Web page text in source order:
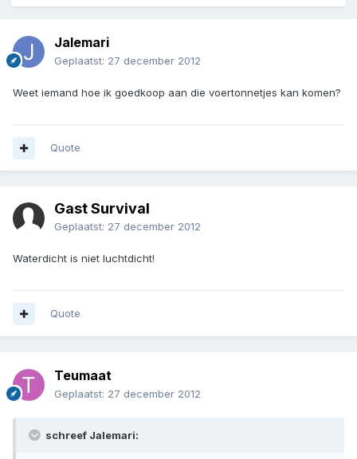
Jalemari
Geplaatst: 27 december 2012
Weet iemand hoe ik goedkoop aan die voertonnetjes kan komen?
Quote
Gast Survival
Geplaatst: 27 december 2012
Waterdicht is niet luchtdicht!
Quote
Teumaat
Geplaatst: 27 december 2012
schreef Jalemari: